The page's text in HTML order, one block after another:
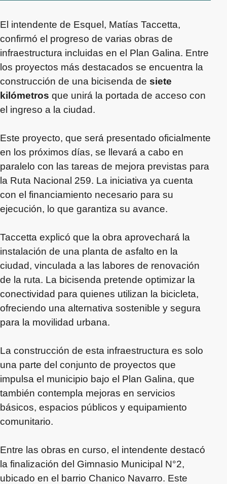
El intendente de Esquel, Matías Taccetta,
confirmó el progreso de varias obras de
infraestructura incluidas en el Plan Galina. Entre
los proyectos más destacados se encuentra la
construcción de una bicisenda de siete
kilómetros que unirá la portada de acceso con
el ingreso a la ciudad.
Este proyecto, que será presentado oficialmente
en los próximos días, se llevará a cabo en
paralelo con las tareas de mejora previstas para
la Ruta Nacional 259. La iniciativa ya cuenta
con el financiamiento necesario para su
ejecución, lo que garantiza su avance.
Taccetta explicó que la obra aprovechará la
instalación de una planta de asfalto en la
ciudad, vinculada a las labores de renovación
de la ruta. La bicisenda pretende optimizar la
conectividad para quienes utilizan la bicicleta,
ofreciendo una alternativa sostenible y segura
para la movilidad urbana.
La construcción de esta infraestructura es solo
una parte del conjunto de proyectos que
impulsa el municipio bajo el Plan Galina, que
también contempla mejoras en servicios
básicos, espacios públicos y equipamiento
comunitario.
Entre las obras en curso, el intendente destacó
la finalización del Gimnasio Municipal N°2,
ubicado en el barrio Chanico Navarro. Este